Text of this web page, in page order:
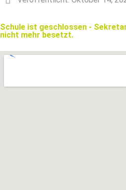
Schule ist geschlossen -
nicht mehr besetzt.